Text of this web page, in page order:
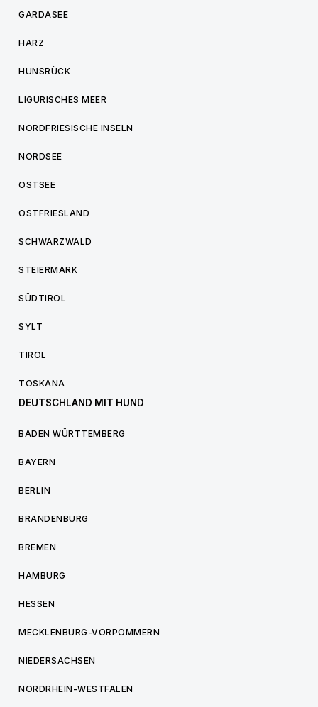
GARDASEE
HARZ
HUNSRÜCK
LIGURISCHES MEER
NORDFRIESISCHE INSELN
NORDSEE
OSTSEE
OSTFRIESLAND
SCHWARZWALD
STEIERMARK
SÜDTIROL
SYLT
TIROL
TOSKANA
DEUTSCHLAND MIT HUND
BADEN WÜRTTEMBERG
BAYERN
BERLIN
BRANDENBURG
BREMEN
HAMBURG
HESSEN
MECKLENBURG-VORPOMMERN
NIEDERSACHSEN
NORDRHEIN-WESTFALEN